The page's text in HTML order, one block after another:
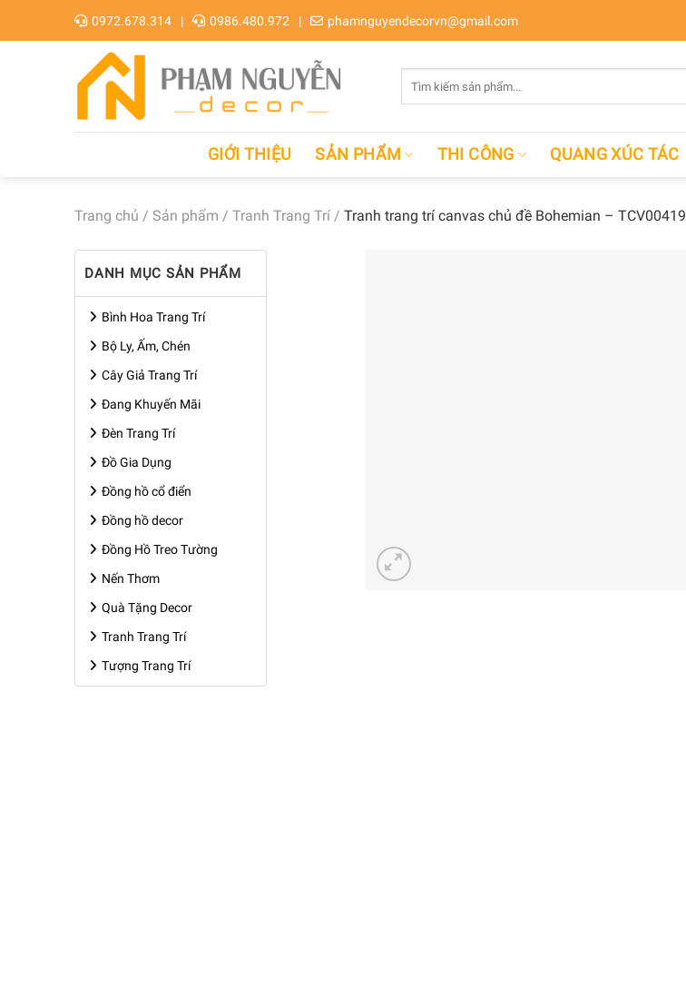
0972.678.314 0986.480.972 phamnguyendecorvn@gmail.com
Tìm
kiếm:
GIỚI THIỆU SẢN PHẨM THI CÔNG QUANG XÚC TÁC
Trang chủ / Sản phẩm / Tranh Trang Trí / Tranh trang trí canvas chủ đề Bohemian – TCV00419
DANH MỤC SẢN PHẨM
Bình Hoa Trang Trí
Bộ Ly, Ấm, Chén
Cây Giả Trang Trí
Đang Khuyến Mãi
Đèn Trang Trí
Đồ Gia Dụng
Đồng hồ cổ điển
Đồng hồ decor
Đồng Hồ Treo Tường
Nến Thơm
Quà Tặng Decor
Tranh Trang Trí
Tượng Trang Trí